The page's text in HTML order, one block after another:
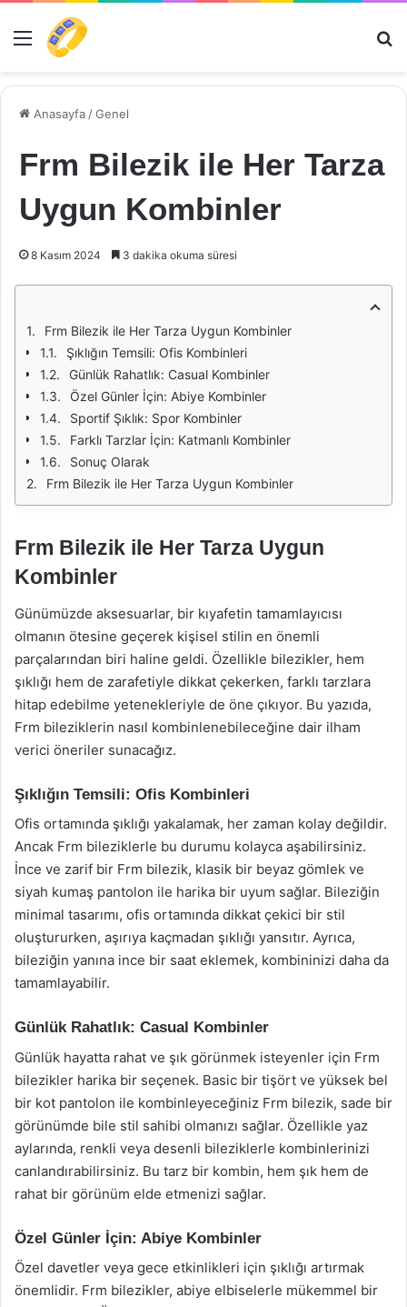
Menü
Anasayfa /Genel
Frm Bilezik ile Her Tarza
Uygun Kombinler
8 Kasım 2024 3 dakika okuma süresi
Frm Bilezik ile Her Tarza Uygun Kombinler
Şıklığın Temsili: Ofis Kombinleri
Günlük Rahatlık: Casual Kombinler
Özel Günler İçin: Abiye Kombinler
Sportif Şıklık: Spor Kombinler
Farklı Tarzlar İçin: Katmanlı Kombinler
Sonuç Olarak
Frm Bilezik ile Her Tarza Uygun Kombinler
Frm Bilezik ile Her Tarza Uygun
Kombinler
Günümüzde aksesuarlar, bir kıyafetin tamamlayıcısı
olmanın ötesine geçerek kişisel stilin en önemli
parçalarından biri haline geldi. Özellikle bilezikler, hem
şıklığı hem de zarafetiyle dikkat çekerken, farklı tarzlara
hitap edebilme yetenekleriyle de öne çıkıyor. Bu yazıda,
Frm bileziklerin nasıl kombinlenebileceğine dair ilham
verici öneriler sunacağız.
Şıklığın Temsili: Ofis Kombinleri
Ofis ortamında şıklığı yakalamak, her zaman kolay değildir.
Ancak Frm bileziklerle bu durumu kolayca aşabilirsiniz.
İnce ve zarif bir Frm bilezik, klasik bir beyaz gömlek ve
siyah kumaş pantolon ile harika bir uyum sağlar. Bileziğin
minimal tasarımı, ofis ortamında dikkat çekici bir stil
oluştururken, aşırıya kaçmadan şıklığı yansıtır. Ayrıca,
bileziğin yanına ince bir saat eklemek, kombininizi daha da
tamamlayabilir.
Günlük Rahatlık: Casual Kombinler
Günlük hayatta rahat ve şık görünmek isteyenler için Frm
bilezikler harika bir seçenek. Basic bir tişört ve yüksek bel
bir kot pantolon ile kombinleyeceğiniz Frm bilezik, sade bir
görünümde bile stil sahibi olmanızı sağlar. Özellikle yaz
aylarında, renkli veya desenli bileziklerle kombinlerinizi
canlandırabilirsiniz. Bu tarz bir kombin, hem şık hem de
rahat bir görünüm elde etmenizi sağlar.
Özel Günler İçin: Abiye Kombinler
Özel davetler veya gece etkinlikleri için şıklığı artırmak
önemlidir. Frm bilezikler, abiye elbiselerle mükemmel bir